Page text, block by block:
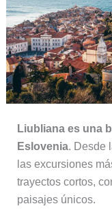
Liubliana es una
Eslovenia. Desde
las excursiones
trayectos cortos,
paisajes únicos.